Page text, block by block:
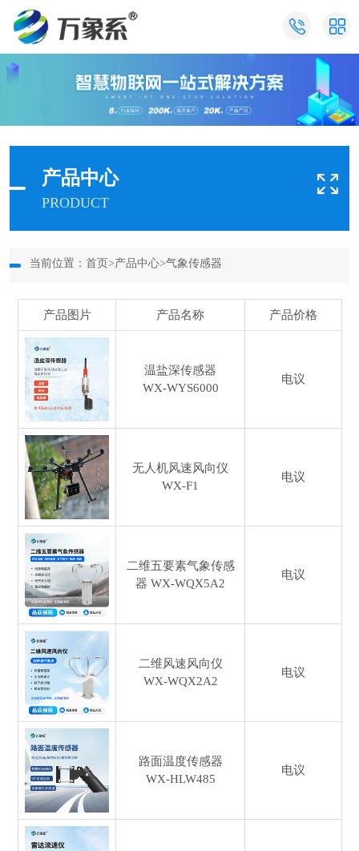
产品中心
PRODUCT
当前位置： 首页 >产品中心>气象传感器
产品图片 产品名称 产品价格
温盐深传感器
WX-WYS6000
电议
无人机风速风向仪
WX-F1
电议
二维五要素气象传感
器 WX-WQX5A2
电议
二维风速风向仪
WX-WQX2A2
电议
路面温度传感器
WX-HLW485
电议